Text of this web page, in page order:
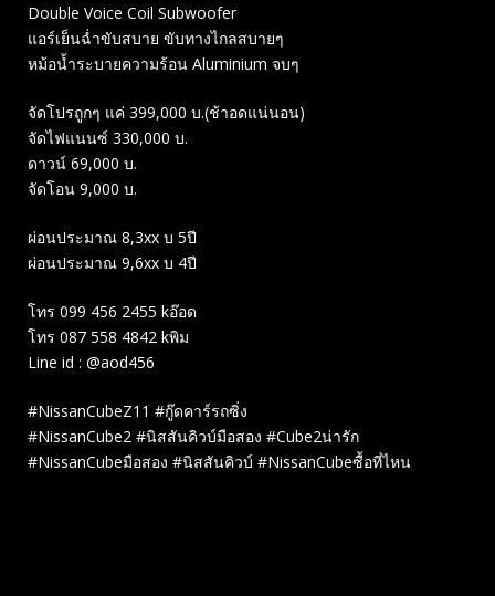
Double Voice Coil Subwoofer
แอร์เย็นฉ่ำขับสบาย ขับทางไกลสบายๆ
หม้อน้ำระบายความร้อน Aluminium จบๆ
จัดโปรถูกๆ แค่ 399,000 บ.(ช้าอดแน่นอน)
จัดไฟแนนซ์ 330,000 บ.
ดาวน์ 69,000 บ.
จัดโอน 9,000 บ.
ผ่อนประมาณ 8,3xx บ 5ปี
ผ่อนประมาณ 9,6xx บ 4ปี
โทร 099 456 2455 kอ๊อด
โทร 087 558 4842 kพิม
Line id : @aod456
#NissanCubeZ11 #กู๊ดคาร์รถซิ่ง
#NissanCube2 #นิสสันคิวบ์มือสอง #Cube2น่ารัก
#NissanCubeมือสอง #นิสสันคิวบ์ #NissanCubeซื้อที่ไหน